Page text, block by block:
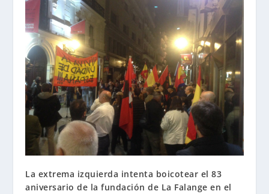
La extrema izquierda intenta boicotear el 83
aniversario de la fundación de La Falange en el